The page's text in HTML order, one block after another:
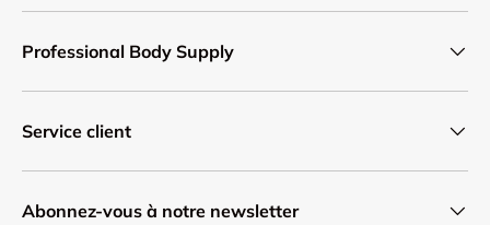
Professional Body Supply
Service client
Abonnez-vous à notre newsletter